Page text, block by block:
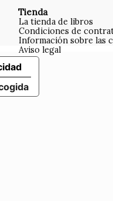
Tienda
La tienda de libros
Condiciones de
Información sobre las
Aviso legal